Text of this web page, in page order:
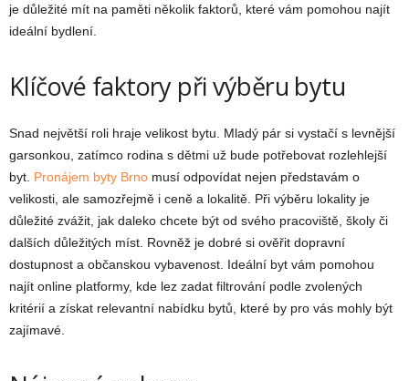
je důležité mít na paměti několik faktorů, které vám pomohou najít
ideální bydlení.
Klíčové faktory při výběru bytu
Snad největší roli hraje velikost bytu. Mladý pár si vystačí s levnější
garsonkou, zatímco rodina s dětmi už bude potřebovat rozlehlejší
byt. Pronájem byty Brno musí odpovídat nejen představám o
velikosti, ale samozřejmě i ceně a lokalitě. Při výběru lokality je
důležité zvážit, jak daleko chcete být od svého pracoviště, školy či
dalších důležitých míst. Rovněž je dobré si ověřit dopravní
dostupnost a občanskou vybavenost. Ideální byt vám pomohou
najít online platformy, kde lez zadat filtrování podle zvolených
kritérií a získat relevantní nabídku bytů, které by pro vás mohly být
zajímavé.